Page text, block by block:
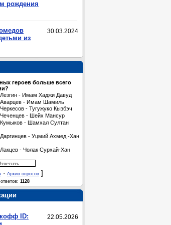
рождения
30.03.2024
из
героев больше всего
- Имам Хаджи Давуд
Аварцев - Имам Шамиль
- Тугужуко Кызбэч
- Шейх Мансур
- Шамхал Султан
- Уцмий Ахмед -Хан
- Чолак Сурхай-Хан
· Архив опросов ]
1128
22.05.2026
ID: